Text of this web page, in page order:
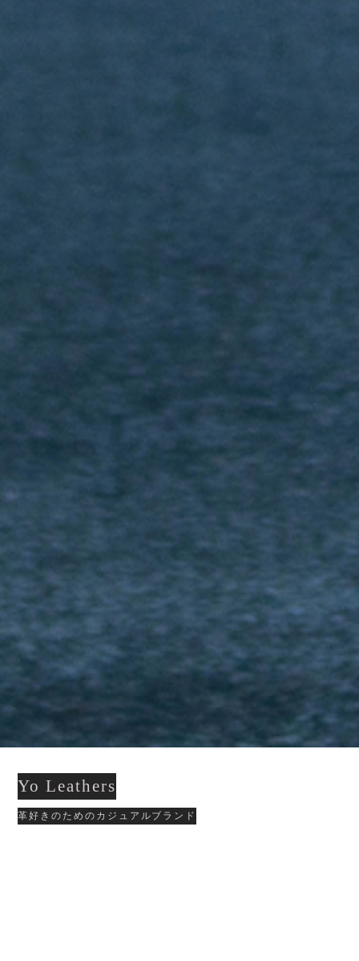
Yo Leathers
革好きのためのカジュアルブランド